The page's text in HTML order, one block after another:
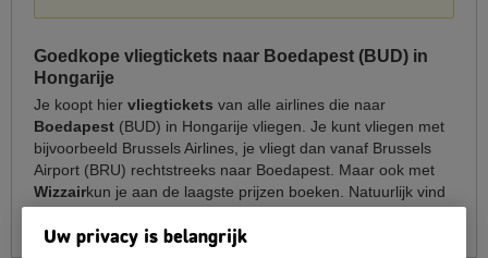
Goedkope vliegtickets naar Boedapest (BUD) in
Hongarije
Je koopt hier vliegtickets van alle airlines die naar
Boedapest (BUD) in Hongarije vliegen. Je kunt vliegen met
bijvoorbeeld Brussels Airlines, je vliegt dan vanaf Brussels
Airport (BRU) rechtstreeks naar Boedapest. Maar ook met
Wizzairkun je aan de laagste prijzen boeken. Natuurlijk vind
KLM) en Düsseldorf.
Uw privacy is belangrijk